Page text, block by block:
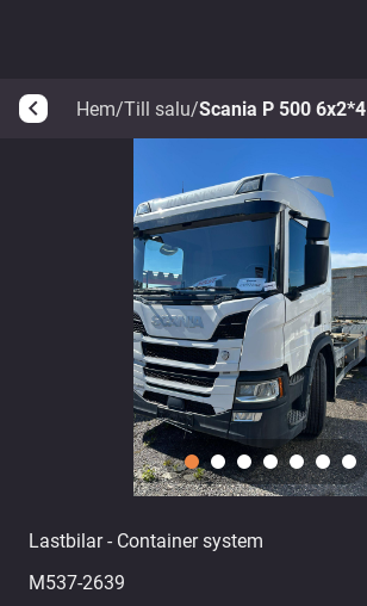
arrow_back_ios Hem/Till salu/Scania P 500 6x2*4
Lastbilar- Container system
M537-2639